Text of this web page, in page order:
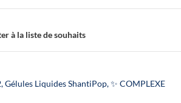
à la liste de souhaits
,Gélules Liquides ShantiPop,✨ COMPLEXE